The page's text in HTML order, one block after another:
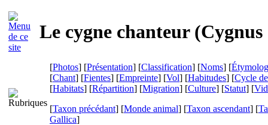
Le cygne chanteur (Cygnus
[Photos] [Présentation] [Classification] [Noms] [
[Chant] [Fientes] [Empreinte] [Vol] [Habitudes] [Cycle
[Habitats] [Répartition] [Migration] [Culture] [Statut] [
[Taxon précédant] [Monde animal] [Taxon ascendant] [
Gallica]